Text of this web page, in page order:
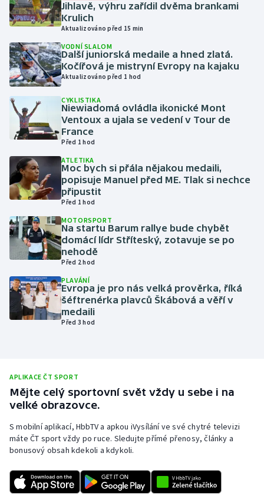
Golf
Házená
Jezdectví
Judo
Lezení
Lyže a snowboard
Moderní pětiboj
Motorsport
Olympijské hry
Parasport
Plážový volejbal
Ragby
Rychlobruslení
Short track
Jihlavě, výhru zařídil dvěma brankami
Krulich
Aktualizováno před 15 min
VODNÍ SLALOM
Další juniorská medaile a hned zlatá.
Kočířová je mistryní Evropy na kajaku
Aktualizováno před 1 hod
CYKLISTIKA
Niewiadomá ovládla ikonické Mont
Ventoux a ujala se vedení v Tour de
France
Před 1 hod
ATLETIKA
Moc bych si přála nějakou medaili,
popisuje Manuel před ME. Tlak si nechce
připustit
Před 1 hod
MOTORSPORT
Na startu Barum rallye bude chybět
domácí lídr Stříteský, zotavuje se po
nehodě
Před 2 hod
PLAVÁNÍ
Evropa je pro nás velká prověrka, říká
šéftrenérka plavců Škábová a věří v
medaili
Před 3 hod
APLIKACE ČT SPORT
Mějte celý sportovní svět vždy u sebe i na
velké obrazovce.
S mobilní aplikací, HbbTV a apkou iVysílání ve své chytré televizi
máte ČT sport vždy po ruce. Sledujte přímé přenosy, články a
bonusový obsah kdekoli a kdykoli.